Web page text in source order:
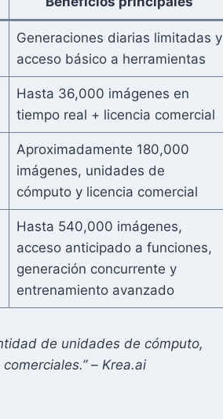
Generaciones diarias limitadas y
acceso básico a herramientas
Hasta 36,000 imágenes en
tiempo real + licencia comercial
Aproximadamente 180,000
imágenes, unidades de
cómputo y licencia comercial
Hasta 540,000 imágenes,
acceso anticipado a funciones,
generación concurrente y
entrenamiento avanzado
de unidades de cómputo,
– Krea.ai